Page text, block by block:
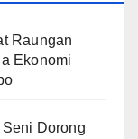
Raungan
Ekonomi
Dorong